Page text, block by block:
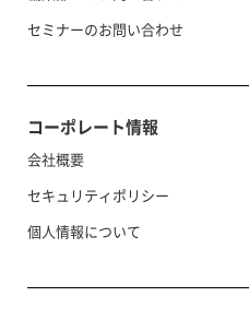
セミナーのお問い合わせ
コーポレート情報
会社概要
セキュリティポリシー
個人情報について